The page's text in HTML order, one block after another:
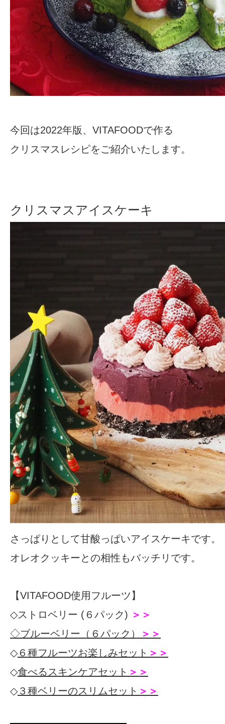
今回は2022年版、VITAFOODで作る
クリスマスレシピをご紹介いたします。
クリスマスアイスケーキ
さっぱりとして甘酸っぱいアイスケーキです。
オレオクッキーとの相性もバッチリです。
【VITAFOOD使用フルーツ】
◇ストロベリー (６パック) ＞＞
◇ブルーベリー（６パック）
＞＞
◇ ６種フルーツお楽しみセット ＞＞
◇食べるスキンケアセット ＞＞
◇ ３種ベリーのスリムセット ＞＞